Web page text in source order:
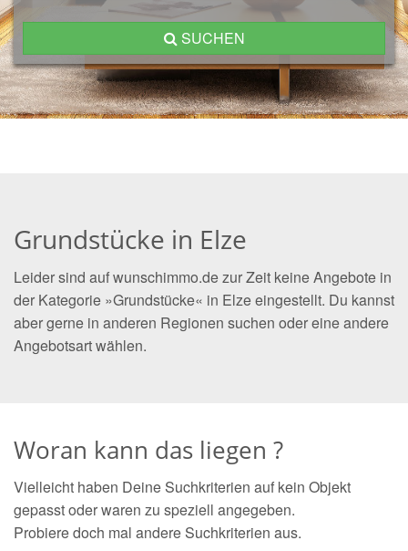
SUCHEN
Grundstücke in Elze
Leider sind auf wunschimmo.de zur Zeit keine Angebote in
der Kategorie »Grundstücke« in Elze eingestellt. Du kannst
aber gerne in anderen Regionen suchen oder eine andere
Angebotsart wählen.
Woran kann das liegen ?
Vielleicht haben Deine Suchkriterien auf kein Objekt
gepasst oder waren zu speziell angegeben.
Probiere doch mal andere Suchkriterien aus.